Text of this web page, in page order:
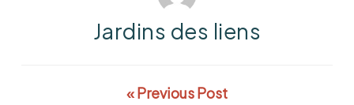
Jardins des liens
« Previous Post